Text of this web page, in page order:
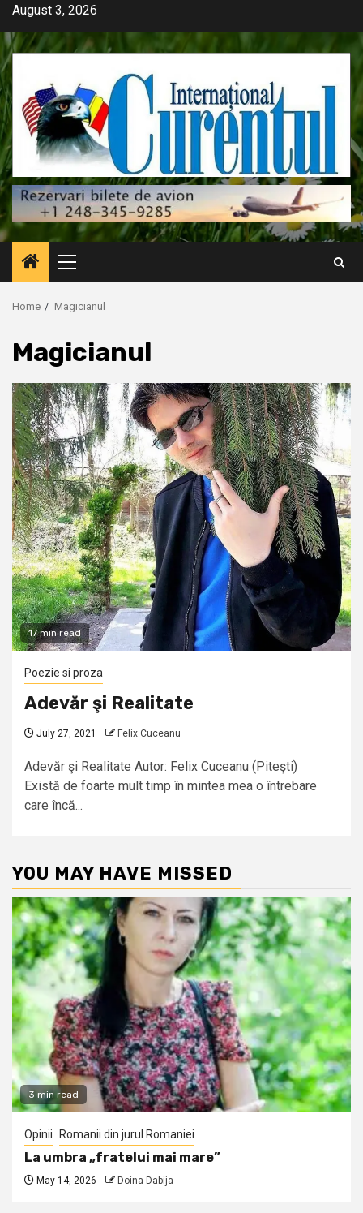
Skip
content
August 3, 2026
Primary
Menu
Home Magicianul
Magicianul
17 min read
Poezie si proza
Adevăr şi Realitate
July 27, 2021 Felix Cuceanu
Adevăr şi Realitate Autor: Felix Cuceanu (Piteşti)
Există de foarte mult timp în mintea mea o întrebare
care încă...
YOU MAY HAVE MISSED
3 min read
Opinii Romanii din jurul Romaniei
La umbra „fratelui mai mare”
May 14, 2026 Doina Dabija